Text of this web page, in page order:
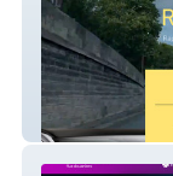
Taxi-IDF